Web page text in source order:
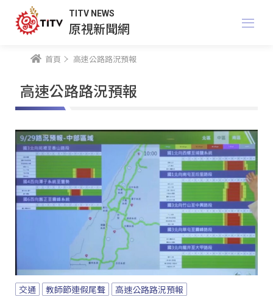
TITV NEWS
原視新聞網
首頁 高速公路路況預報
高速公路路況預報
交通 教師節連假尾聲 高速公路路況預報